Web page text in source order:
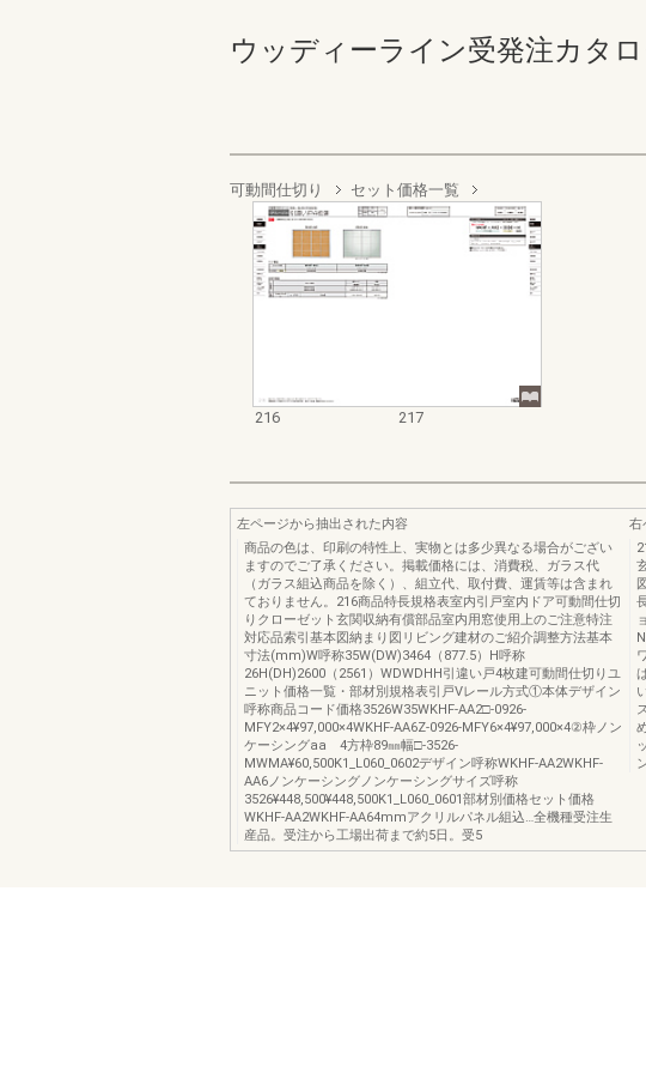
ウッディーライン受発注カタ
可動間仕切り セット価格一覧
216 217
左ページから抽出された内容
商品の色は、印刷の特性上、実物とは多少異なる場合がござい
ますのでご了承ください。掲載価格には、消費税、ガラス代
（ガラス組込商品を除く）、組立代、取付費、運賃等は含まれ
ておりません。216商品特長規格表室内引戸室内ドア可動間仕切
りクローゼット玄関収納有償部品室内用窓使用上のご注意特注
対応品索引基本図納まり図リビング建材のご紹介調整方法基本
寸法(mm)W呼称35W(DW)3464（877.5）H呼称
26H(DH)2600（2561）WDWDHH引違い戸4枚建可動間仕切りユ
ニット価格一覧・部材別規格表引戸Vレール方式①本体デザイン
呼称商品コード価格3526W35WKHF-AA2□-0926-
MFY2×4¥97,000×4WKHF-AA6Z-0926-MFY6×4¥97,000×4②枠ノン
ケーシングaa 4方枠89㎜幅□-3526-
MWMA¥60,500K1_L060_0602デザイン呼称WKHF-AA2WKHF-
AA6ノンケーシングノンケーシングサイズ呼称
3526¥448,500¥448,500K1_L060_0601部材別価格セット価格
WKHF-AA2WKHF-AA64mmアクリルパネル組込…全機種受注生
産品。受注から工場出荷まで約5日。受5
右